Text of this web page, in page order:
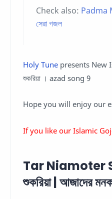
Check also: Padma
সেরা গজল
Holy Tune presents New
শুকরিয়া । azad song 9
Hope you will enjoy our
If you like our Islamic
Tar Niamoter
শুকরিয়া | আজাদের